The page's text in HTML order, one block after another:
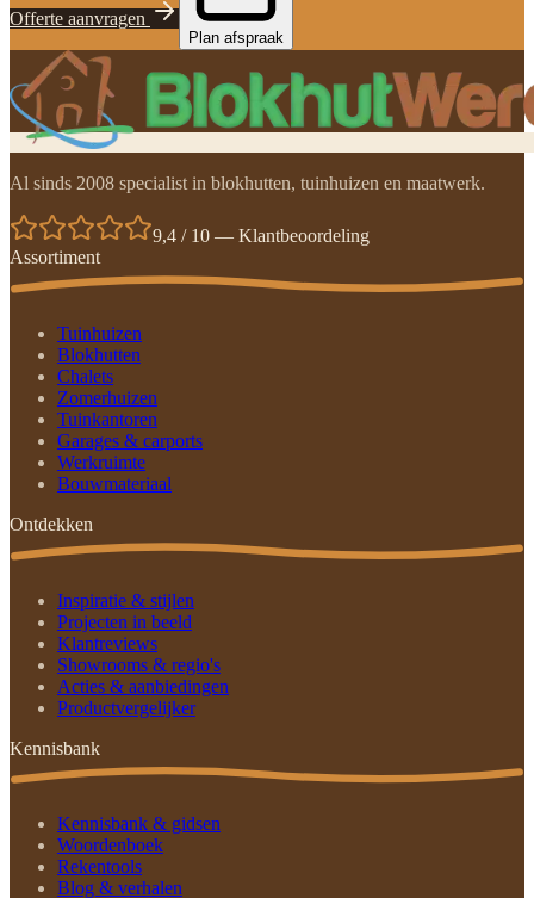
Offerte aanvragen
Plan afspraak
Al sinds 2008 specialist in blokhutten, tuinhuizen en maatwerk.
9,4 / 10 — Klantbeoordeling
Assortiment
Tuinhuizen
Blokhutten
Chalets
Zomerhuizen
Tuinkantoren
Garages & carports
Werkruimte
Bouwmateriaal
Ontdekken
Inspiratie & stijlen
Projecten in beeld
Klantreviews
Showrooms & regio's
Acties & aanbiedingen
Productvergelijker
Kennisbank
Kennisbank & gidsen
Woordenboek
Rekentools
Blog & verhalen